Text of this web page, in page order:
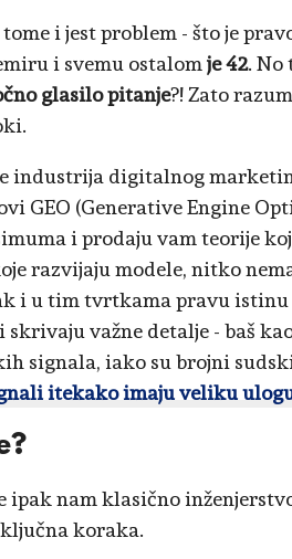
i jest problem - što je
i svemu ostalom je 42. No
glasilo pitanje?! Zato
industrija digitalnog
GEO (Generative Engine
i prodaju vam teorije
razvijaju modele, nitko
i u tim tvrtkama pravu
važne detalje - baš
signala, iako su brojni
itekako imaju veliku
ipak nam klasično
koraka.